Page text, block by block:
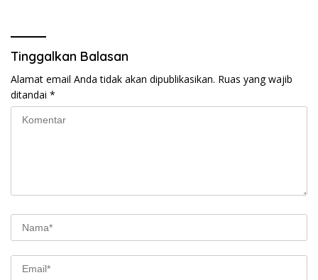
Tinggalkan Balasan
Alamat email Anda tidak akan dipublikasikan. Ruas yang wajib
ditandai *